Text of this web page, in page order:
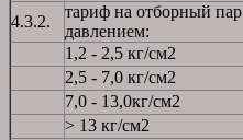
4.3.2.
тариф на отборный пар
давлением:
1,2 - 2,5 кг/см2
2,5 - 7,0 кг/см2
7,0 - 13,0кг/см2
> 13 кг/см2